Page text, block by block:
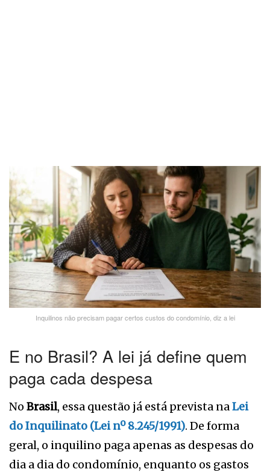
Inquilinos não precisam pagar certos custos do condomínio, diz a lei
E no Brasil? A lei já define quem
paga cada despesa
No Brasil, essa questão já está prevista naLei
do Inquilinato (Lei nº 8.245/1991). De forma
geral, o inquilino paga apenas as despesas do
dia a dia do condomínio, enquanto os gastos